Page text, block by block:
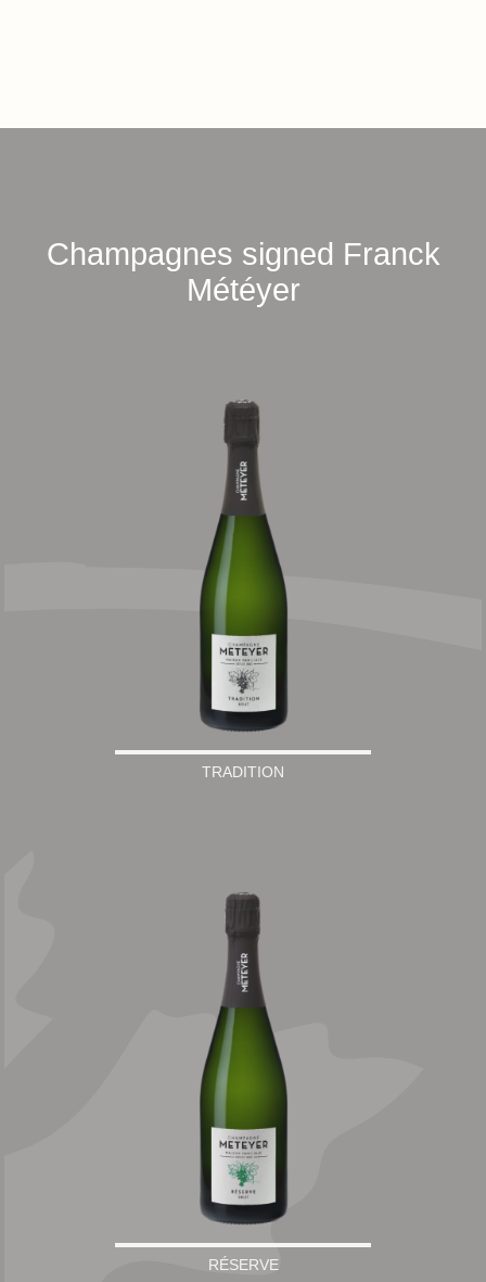
Champagnes signed Franck
Météyer
TRADITION
RÉSERVE